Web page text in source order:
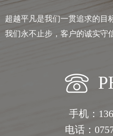
超越平凡是我们一贯追求的目
我们永不止步，客户的诚实守
手机：
电话：